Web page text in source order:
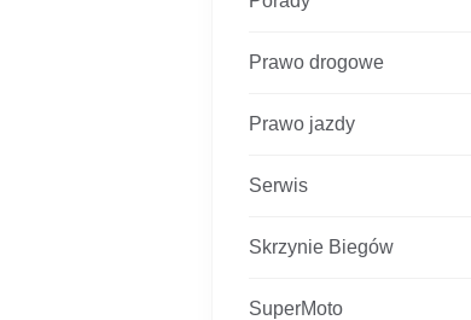
Prawo drogowe
Prawo jazdy
Serwis
Skrzynie Biegów
SuperMoto